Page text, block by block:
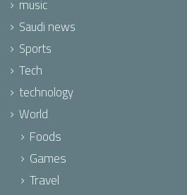
music
Saudi news
Sports
Tech
technology
World
Foods
Games
Travel